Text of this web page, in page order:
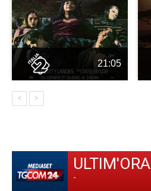
21:05
ULTIM'ORA
-